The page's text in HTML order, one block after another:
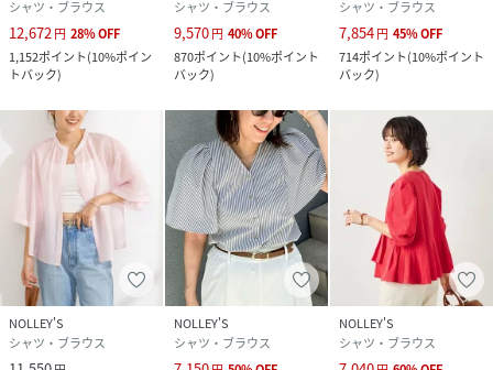
シャツ・ブラウス
12,672円 28%OFF
1,152ポイント(10%ポイン
トバック)
シャツ・ブラウス
9,570円 40%OFF
870ポイント(10%ポイント
バック)
シャツ・ブラウス
7,854円 45%OFF
714ポイント(10%ポイント
バック)
NOLLEY'S
シャツ・ブラウス
NOLLEY'S
シャツ・ブラウス
NOLLEY'S
シャツ・ブラウス